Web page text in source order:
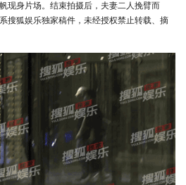
现身片场。结束拍摄后，夫妻二人挽臂而
搜狐娱乐独家稿件，未经授权禁止转载、摘